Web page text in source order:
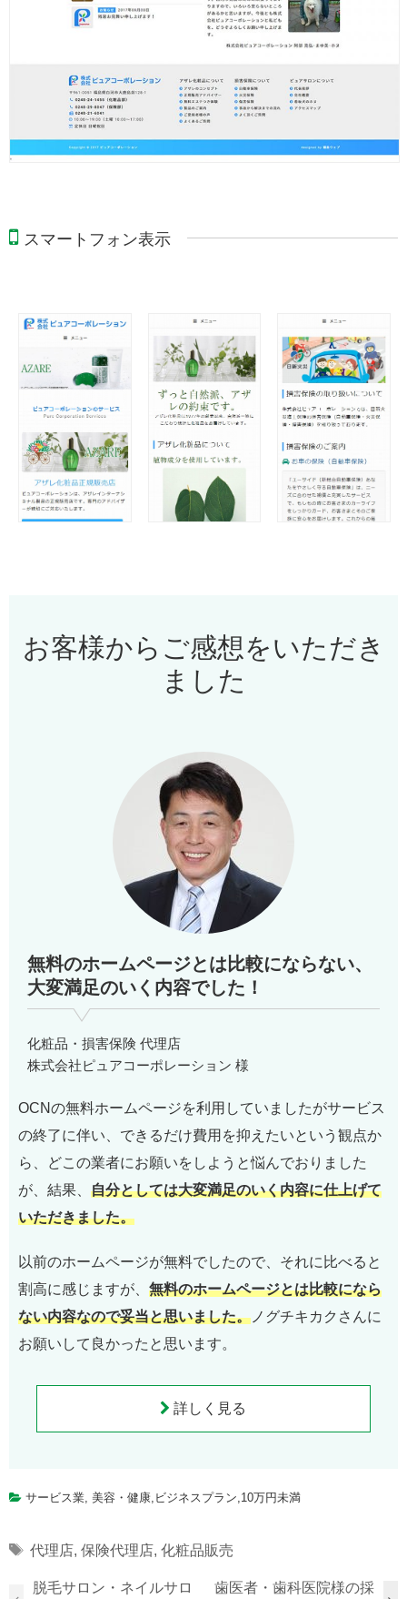
スマートフォン表示
お客様からご感想をいただき
ました
無料のホームページとは比較にならない、
大変満足のいく内容でした！
化粧品・損害保険 代理店
株式会社ピュアコーポレーション 様
OCNの無料ホームページを利用していましたがサービス
の終了に伴い、できるだけ費用を抑えたいという観点か
ら、どこの業者にお願いをしようと悩んでおりました
が、結果、 自分としては大変満足のいく内容に仕上げて
いただきました。
以前のホームページが無料でしたので、それに比べると
割高に感じますが、 無料のホームページとは比較になら
ない内容なので妥当と思いました。 ノグチキカクさんに
お願いして良かったと思います。
詳しく見る
サービス業, 美容・健康, ビジネスプラン,10万円未満
Tags
代理店, 保険代理店, 化粧品販売
脱毛サロン・ネイルサロ
歯医者・歯科医院様の採